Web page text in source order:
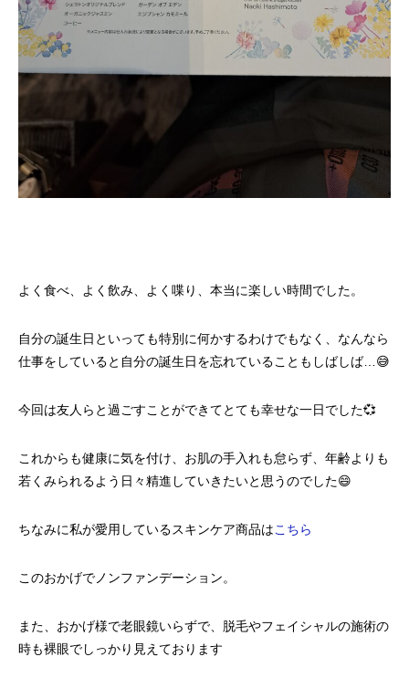
よく食べ、よく飲み、よく喋り、本当に楽しい時間でした。
自分の誕生日といっても特別に何かするわけでもなく、なんなら
仕事をしていると自分の誕生日を忘れていることもしばしば…😅
今回は友人らと過ごすことができてとても幸せな一日でした💞
これからも健康に気を付け、お肌の手入れも怠らず、年齢よりも
若くみられるよう日々精進していきたいと思うのでした😄
ちなみに私が愛用しているスキンケア商品はこちら
このおかげでノンファンデーション。
また、おかげ様で老眼鏡いらずで、脱毛やフェイシャルの施術の
時も裸眼でしっかり見えております